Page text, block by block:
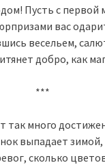
Пусть с первой
вас
весельем,
добро, как
***
так много
выпадает зимой,
сколько